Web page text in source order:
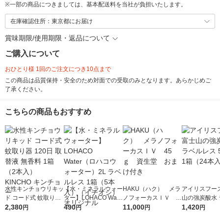
※一部の商品につきましては、基本配送料を当社が負担いたします。
在庫確認住所：東京都にお届け
賞味期限/使用期限・返品について
ご購入について
おひとり様 1回のご注文につき10点まで
この商品は品質保持・安全のため対面での受取のみとなります。あらかじめご
了承ください。
こちらの商品もおすすめ
水性キンチョウリキッ
ド コード式 蚊取り器
120日 取替液 無香料
2,380円
【水・ミネラルウォー
ター】LOHACO Wate
r（ロハコウォータ
490円
HAKU（ハク） メラ
ノフォーカスＩＶ 4
5ｇ 資生堂 おまけ
11,000円
アイリスフー
山の強炭酸水
レス 500ml 1
1,420円